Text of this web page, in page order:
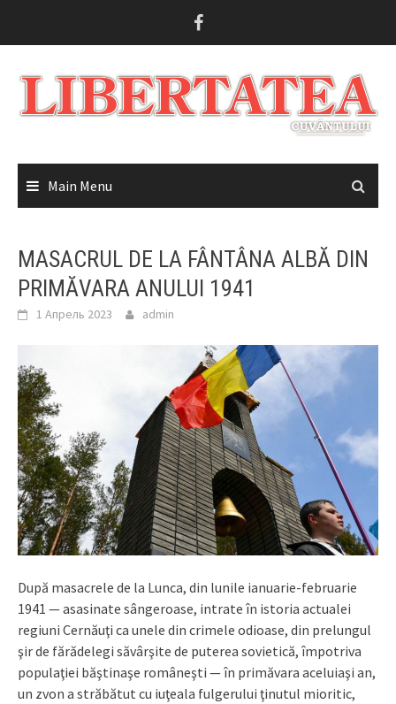
Main Menu
MASACRUL DE LA FÂNTÂNA ALBĂ DIN
PRIMĂVARA ANULUI 1941
1 Апрель 2023 admin
După masacrele de la Lunca, din lunile ianuarie-februarie
1941 — asasinate sângeroase, intrate în istoria actualei
regiuni Cernăuţi ca unele din crimele odioase, din prelungul
şir de fărădelegi săvârşite de puterea sovietică, împotriva
popula­ţiei băştinaşe româneşti — în primăvara aceluiaşi an,
un zvon a străbătut cu iuţeala fulgerului ţinutul mioritic,